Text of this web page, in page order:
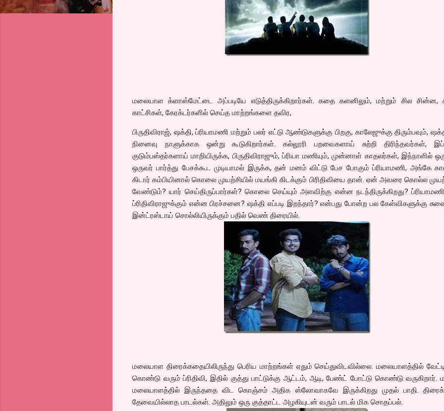
மலையாள க்ளாஸ்மேட்டை அப்படியே எடுத்திருக்கிறார்கள். கதை களனிலும், மற்றும் சில சின்ன,
காட்சிகள், கேரக்டர்களில் செய்த மாற்றங்களை தவிர,
பிருதிவிராஜ், ஷக்தி, ப்ரியாமணி மற்றும் பலர் எட்டு ஆண்டுகளுக்கு பிறகு, காலேஜுக்கு திரும்பவும்,
நினைவு நாளுக்காக ஒன்று கூடுகிறார்கள். கல்லூரி பறவைகளாய் சுற்றி திரிந்தவர்கள்,
குடும்பஸ்தர்களாய் மாறியிருக்க, பிருதிவிராஜும், ப்ரியா மணியும், முன்னாள் காதலர்கள், இந்நாளில்
ஒருவர் பார்த்து பேசக்கூட முடியாமல் இருக்க, தன் மனம் விட்டு பேச போகும் ப்ரியாமணி, அங்கே
கிடார் கம்பியினால் கொலை முயற்சியில் மயங்கி கிடக்கும் பிரிதிவியை தான். ஏன் அவரை கொல்ல
வேண்டும்? யார் செய்திருப்பார்கள்? கொலை செய்யும் அளவிற்கு என்ன நடந்திருக்கிறது?
ப்ரிதிவிராஜுக்கும் என்ன பிரச்சனை? ஷக்தி எப்படி இறந்தார்? என்பது போன்ற பல கேள்விகளுக்கு
இன்ட்ரஸ்டாய் சொல்லியிருக்கும் பதில் வெண் திரையில்.
மலையாள திரைக்கதையிலிருந்து பெரிய மாற்றங்கள் ஏதும் செய்துவிடவில்லை. மலையாளத்தில் வேட்டி
கொண்டு வரும் ப்ரிதிவி, இதில் குத்து பாட்டுக்கு ஆட்டம், ஆடி, பேண்ட் போட்டு கொண்டு வருகிறார்.
மலையாளத்தில் இருந்ததை விட கொஞ்சம் அதிக ஸ்லோவாகவே இருக்கிறது முதல் பாதி.
தேவையில்லாத பாடல்கள். அதிலும் ஒரு குத்தாட்ட அழகியுடன் வரும் பாடல் மிக சொதப்பல்.